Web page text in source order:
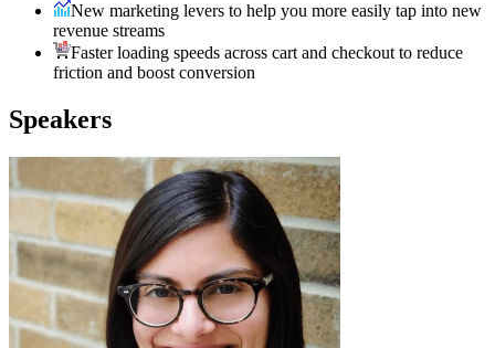
New marketing levers to help you more easily tap into new
revenue streams
Faster loading speeds across cart and checkout to reduce
friction and boost conversion
Speakers